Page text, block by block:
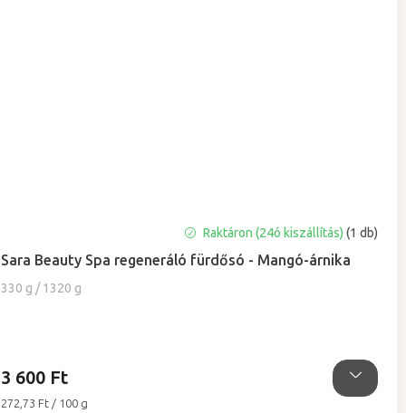
Sara Beauty Spa regeneráló fürdősó - Mangó-árnika
330 g / 1320 g
átlagos
értékelése
Raktáron (24ó kiszállítás)(1 db)
3 600 Ft
Egységár:
272,73 Ft / 100 g